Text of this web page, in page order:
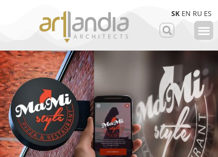
SK EN RU ES